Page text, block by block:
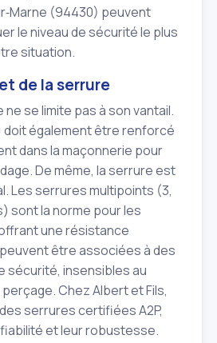
(94430) peuvent
le niveau de sécurité le plus
situation.
de la serrure
se limite pas à son vantail.
doit également être renforcé
dans la maçonnerie pour
De même, la serrure est
Les serrures multipoints (3,
sont la norme pour les
une résistance
être associées à des
sécurité, insensibles au
Chez Albert et Fils,
serrures certifiées A2P,
et leur robustesse.